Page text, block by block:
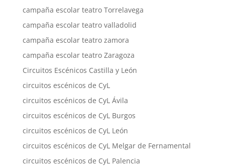
campaña escolar teatro Torrelavega
campaña escolar teatro valladolid
campaña escolar teatro zamora
campaña escolar teatro Zaragoza
Circuitos Escénicos Castilla y León
circuitos escénicos de CyL
circuitos escénicos de CyL Ávila
circuitos escénicos de CyL Burgos
circuitos escénicos de CyL León
circuitos escénicos de CyL Melgar de Fernamental
circuitos escénicos de CyL Palencia